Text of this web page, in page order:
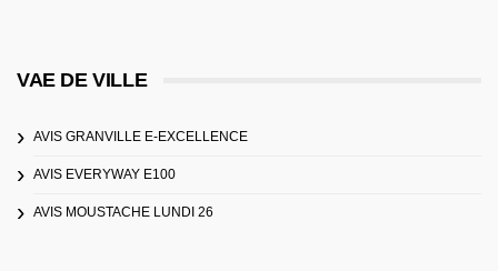
VAE DE VILLE
AVIS GRANVILLE E-EXCELLENCE
AVIS EVERYWAY E100
AVIS MOUSTACHE LUNDI 26